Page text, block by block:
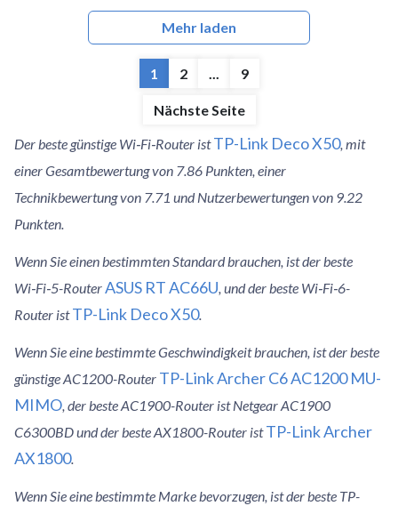
Mehr laden
1 2 ... 9
Nächste Seite
Der beste günstige Wi‑Fi‑Router istTP-Link Deco X50, mit
einer Gesamtbewertung von 7.86 Punkten, einer
Technikbewertung von 7.71 und Nutzerbewertungen von 9.22
Punkten.
Wenn Sie einen bestimmten Standard brauchen, ist der beste
Wi‑Fi‑5-RouterASUS RT AC66U, und der beste Wi‑Fi‑6-
Router istTP-Link Deco X50.
Wenn Sie eine bestimmte Geschwindigkeit brauchen, ist der beste
günstige AC1200-Router TP-Link Archer C6 AC1200 MU-
MIMO, der beste AC1900-Router ist Netgear AC1900
C6300BD und der beste AX1800-Router istTP-Link Archer
AX1800.
Wenn Sie eine bestimmte Marke bevorzugen, ist der beste TP-